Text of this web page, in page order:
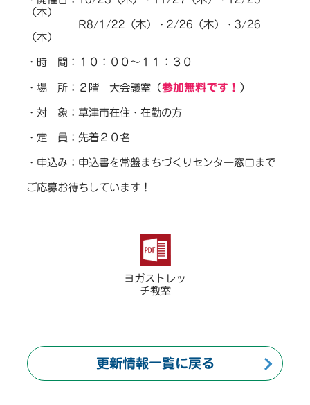
（木）
R8/1/22（木）・2/26（木）・3/26
（木）
・時 間：１０：００～１１：３０
・場 所：２階 大会議室（参加無料です！ ）
・対 象：草津市在住・在勤の方
・定 員：先着２０名
・申込み：申込書を常盤まちづくりセンター窓口まで
ご応募お待ちしています！
ヨガストレッ
チ教室
更新情報一覧に戻る